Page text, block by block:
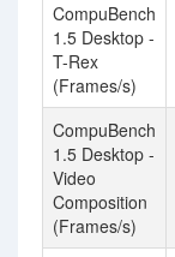
CompuBench
1.5 Desktop -
T-Rex
(Frames/s)
CompuBench
1.5 Desktop -
Video
Composition
(Frames/s)